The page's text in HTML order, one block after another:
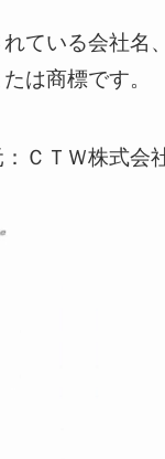
ている会社名
は商標です。
ＣＴＷ株式会